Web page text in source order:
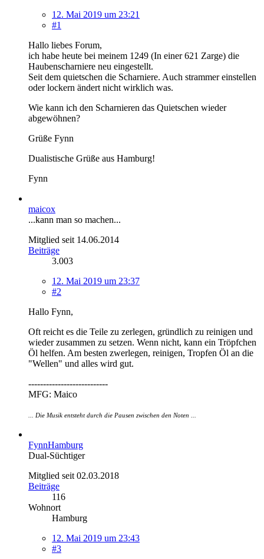
12. Mai 2019 um 23:21
#1
Hallo liebes Forum,
ich habe heute bei meinem 1249 (In einer 621 Zarge) die
Haubenscharniere neu eingestellt.
Seit dem quietschen die Scharniere. Auch strammer einstellen
oder lockern ändert nicht wirklich was.
Wie kann ich den Scharnieren das Quietschen wieder
abgewöhnen?
Grüße Fynn
Dualistische Grüße aus Hamburg!
Fynn
maicox
...kann man so machen...
Mitglied seit 14.06.2014
Beiträge
3.003
12. Mai 2019 um 23:37
#2
Hallo Fynn,
Oft reicht es die Teile zu zerlegen, gründlich zu reinigen und
wieder zusammen zu setzen. Wenn nicht, kann ein Tröpfchen
Öl helfen. Am besten zwerlegen, reinigen, Tropfen Öl an die
"Wellen" und alles wird gut.
---------------------------
MFG: Maico
... Die Musik entsteht durch die Pausen zwischen den Noten ...
FynnHamburg
Dual-Süchtiger
Mitglied seit 02.03.2018
Beiträge
116
Wohnort
Hamburg
12. Mai 2019 um 23:43
#3